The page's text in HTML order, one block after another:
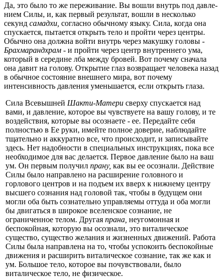
Да, это было то же переживание. Вы вошли внутрь под давле­
нием Силы, и, как первый результат, вошли в несколько
секунд самадхи, согласно обычному языку. Сила, когда она
спускается, пытается открыть тело и пройти через центры.
Обычно она должна войти внутрь через макушку головы -
Брахмарандхрам - и пройти через центр внутреннего ума,
который в середине лба между бровей. Вот почему сначала
она давит на голову. Открытие глаз возвращает человека назад
в обычное состояние внешнего мира, вот почему
интенсивность давле­ния уменьшается, если открыть глаза.
Сила Всевышней Шакти-Материсверху спускается над
вами, и давление, которое вы чувствуете на вашу голову, и те
воздействия, которые вы осознаете - ее. Передайте себя
полностью в Ее руки, имейте полное доверие, наблюдайте
тщательно и аккуратно все, что происходит, и записывайте
здесь. Нет надобности в специальных инс­трукциях, пока все
необходимое для вас делается. Первое давление было на ваш
ум. Он первым получил прану, как вы ее осознали. Дейст­вие
Силы было направлено на расширение головного и
горлового цен­тров и на подъем их вверх к нижнему центру
высшего сознания над головой так, чтобы в будущем они
могли оба быть сознательно управ­ляемы оттуда и оба могли
бы двигаться в широкое вселенское сознание, не
ограниченное телом. Другая прана, неугомонная и
беспокойная, которую вы осознали, это виталическое
существо, существо желания и жизненных движений. Работа
Силы была направлена на то, чтобы успокоить беспокойные
движения и расширить виталическое созна­ние, так же как и
ум. Большое тело, которое вы почувствовали, было
виталическое тело, не физическое.